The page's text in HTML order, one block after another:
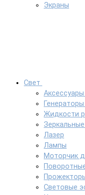
Экраны
Свет
Жидкости
Лазер
Лампы
Моторчик
Световые